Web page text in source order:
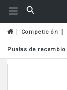
Competición
Puntas de recambio